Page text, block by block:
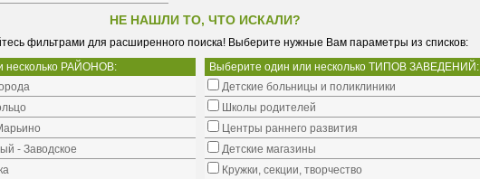
НЕ НАШЛИ ТО, ЧТО ИСКАЛИ?
фильтрами для расширенного поиска! Выберите нужные Вам параметры из списков:
несколько РАЙОНОВ:
- Заводское
Выберите один или несколько ТИПОВ ЗАВЕДЕНИЙ:
Детские больницы и поликлиники
Школы родителей
Центры раннего развития
Детские магазины
Кружки, секции, творчество